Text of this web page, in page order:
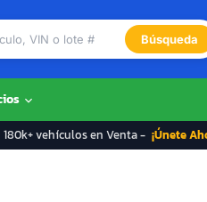
Búsqueda
vehículos en Venta - ¡Únete